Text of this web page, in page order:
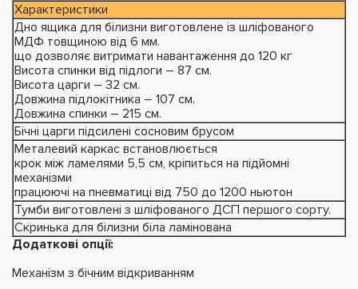
Характеристики
Дно ящика для білизни виготовлене із шліфованого
МДФ товщиною від 6 мм.
що дозволяє витримати навантаження до 120 кг
Висота спинки від підлоги – 87 см.
Висота царги – 32 см.
Довжина підлокітника – 107 см.
Довжина спинки – 215 см.
Бічні царги підсилені сосновим брусом
Металевий каркас встановлюється
крок між ламелями 5,5 см, кріпиться на підйомні
механізми
працюючі на пневматиці від 750 до 1200 ньютон
Тумби виготовлені з шліфованого ДСП першого сорту.
Скринька для білизни біла ламінована
Додаткові опції:
Механізм з бічним відкриванням